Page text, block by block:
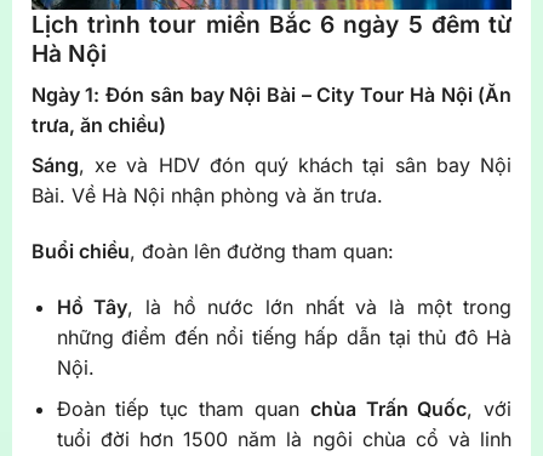
Lịch trình tour miền Bắc 6 ngày 5 đêm từ
Hà Nội
Ngày 1: Đón sân bay Nội Bài – City Tour Hà Nội (Ăn
trưa, ăn chiều)
Sáng, xe và HDV đón quý khách tại sân bay Nội
Bài. Về Hà Nội nhận phòng và ăn trưa.
Buổi chiều, đoàn lên đường tham quan:
Hồ Tây, là hồ nước lớn nhất và là một trong
những điểm đến nổi tiếng hấp dẫn tại thủ đô Hà
Nội.
Đoàn tiếp tục tham quan chùa Trấn Quốc, với
tuổi đời hơn 1500 năm là ngôi chùa cổ và linh